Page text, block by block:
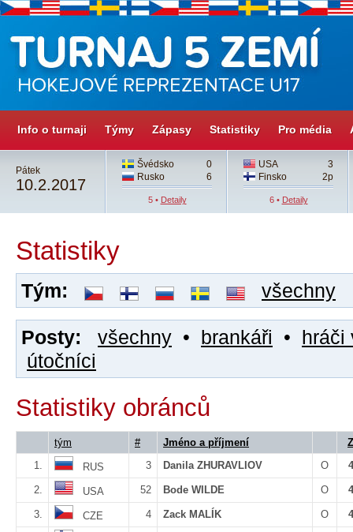
Info o turnaji Týmy Zápasy Statistiky Pro média
Pátek
10.2.2017
Švédsko
0
Rusko
6
5 • Detaily
USA
3
Finsko
2p
6 • Detaily
Statistiky
Tým: všechny
Posty: všechny • brankáři • hráči
útočníci
Statistiky obránců
tým # Jméno a příjmení
Z
1.
RUS 3 Danila ZHURAVLIOV O 4
2. USA 52 Bode WILDE O 4
3. CZE 4 Zack MALÍK O 4